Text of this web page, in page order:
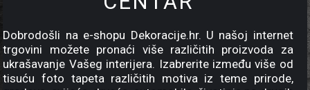
Dobrodošli na e-shopu Dekoracije.hr. U našoj internet
trgovini možete pronaći više različitih proizvoda za
ukrašavanje Vašeg interijera. Izabrerite između više od
tisuću foto tapeta različitih motiva iz teme prirode,